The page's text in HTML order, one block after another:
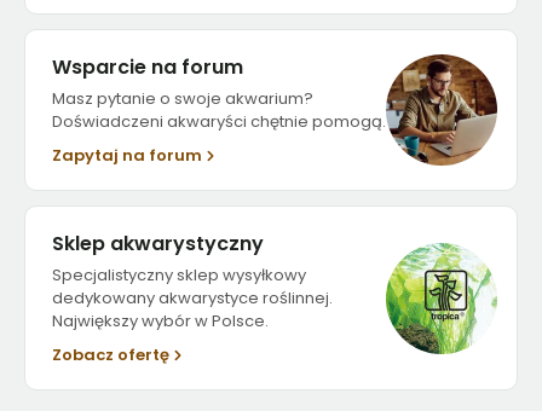
Wsparcie na forum
Masz pytanie o swoje akwarium?
Doświadczeni akwaryści chętnie pomogą.
Zapytaj na forum
Sklep akwarystyczny
Specjalistyczny sklep wysyłkowy
dedykowany akwarystyce roślinnej.
Największy wybór w Polsce.
Zobacz ofertę